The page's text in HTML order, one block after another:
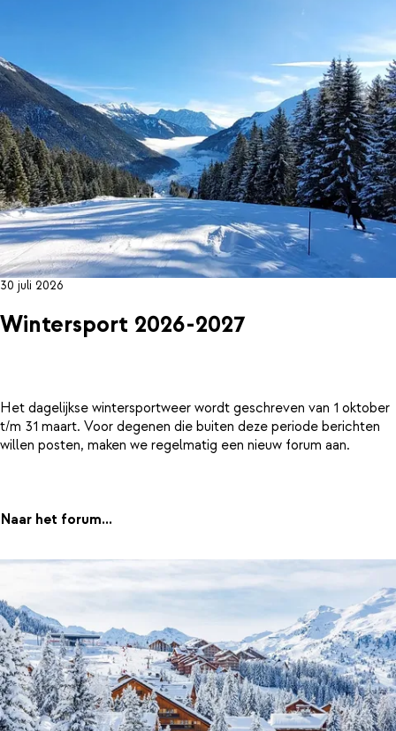
30 juli 2026
Wintersport 2026-2027
Het dagelijkse wintersportweer wordt geschreven van 1 oktober
t/m 31 maart. Voor degenen die buiten deze periode berichten
willen posten, maken we regelmatig een nieuw forum aan.
Naar het forum...